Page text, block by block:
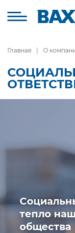
Главная О
тепло
общества